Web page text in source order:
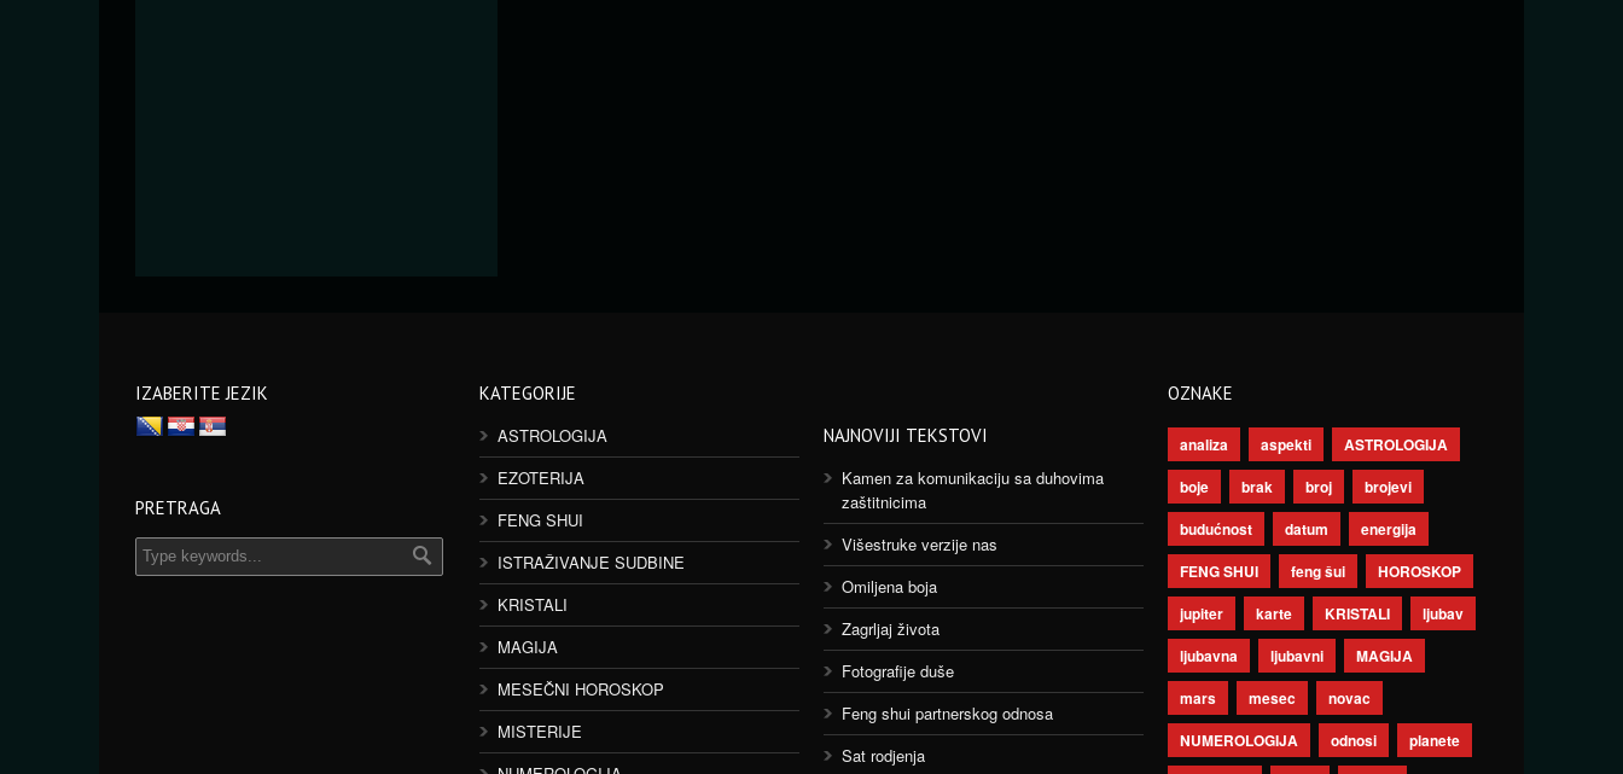
IZABERITE JEZIK
PRETRAGA
KATEGORIJE
ASTROLOGIJA
EZOTERIJA
FENG SHUI
ISTRAŽIVANJE SUDBINE
KRISTALI
MAGIJA
MESEČNI HOROSKOP
MISTERIJE
NAJNOVIJI TEKSTOVI
Kamen za komunikaciju sa duhovima
zaštitnicima
Višestruke verzije nas
Omiljena boja
Zagrljaj života
Fotografije duše
Feng shui partnerskog odnosa
Sat rodjenja
OZNAKE
analiza aspekti
ASTROLOGIJA
boje
brak broj
brojevi
budućnost
datum
energija
FENG SHUI
feng šui
HOROSKOP
jupiter
karte KRISTALI
ljubav
ljubavna
ljubavni
MAGIJA
mars
mesec
novac
NUMEROLOGIJA
odnosi
planete